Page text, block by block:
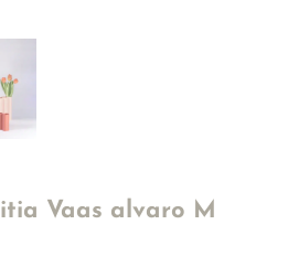
Vaas alvaro M